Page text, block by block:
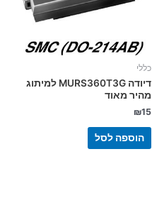
כללי
דיודה MURS360T3G למיתוג
מהיר מאוד
₪15
הוספה לסל